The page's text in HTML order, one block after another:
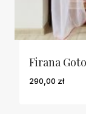
Firana
290,00 zł